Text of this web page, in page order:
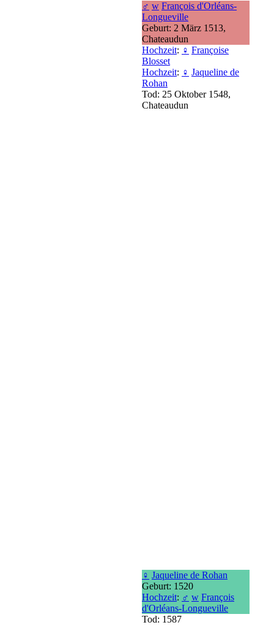
♂ w François d'Orléans-
Longueville
Geburt: 2 März 1513,
Chateaudun
Hochzeit: ♀ Françoise
Blosset
Hochzeit: ♀ Jaqueline de
Rohan
Tod: 25 Oktober 1548,
Chateaudun
♀ Jaqueline de Rohan
Geburt: 1520
Hochzeit: ♂ w François
d'Orléans-Longueville
Tod: 1587